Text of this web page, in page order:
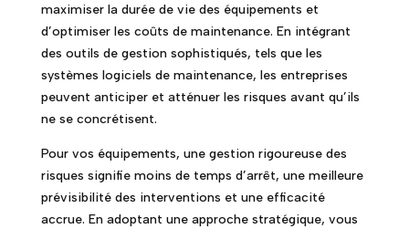
maximiser la durée de vie des équipements et
d’optimiser les coûts de maintenance. En intégrant
des outils de gestion sophistiqués, tels que les
systèmes logiciels de maintenance, les entreprises
peuvent anticiper et atténuer les risques avant qu’ils
ne se concrétisent.
Pour vos équipements, une gestion rigoureuse des
risques signifie moins de temps d’arrêt, une meilleure
prévisibilité des interventions et une efficacité
accrue. En adoptant une approche stratégique, vous